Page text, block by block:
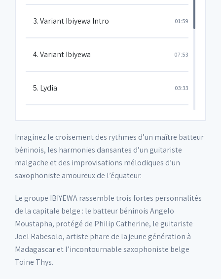
3. Variant Ibiyewa Intro 01:59
4. Variant Ibiyewa 07:53
5. Lydia 03:33
6. Zejo Zejo 04:48
7. Maintsoahitra 04:32
9. Tomany Hanaraka Anao 05:36
10. Mpamoria 06:25
Imaginez le croisement des rythmes d’un maître batteur
béninois, les harmonies dansantes d’un guitariste
malgache et des improvisations mélodiques d’un
saxophoniste amoureux de l’équateur.
Le groupe IBIYEWA rassemble trois fortes personnalités
de la capitale belge : le batteur béninois Angelo
Moustapha, protégé de Philip Catherine, le guitariste
Joel Rabesolo, artiste phare de la jeune génération à
Madagascar et l’incontournable saxophoniste belge
Toine Thys.